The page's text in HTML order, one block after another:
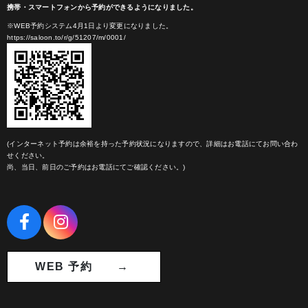
携帯・スマートフォンから予約ができるようになりました。
※WEB予約システム4月1日より変更になりました。
https://saloon.to/r/g/51207/m/0001/
(インターネット予約は余裕を持った予約状況になりますので、詳細はお電話にてお問い合わ
せください。
尚、当日、前日のご予約はお電話にてご確認ください。)
WEB 予約 →